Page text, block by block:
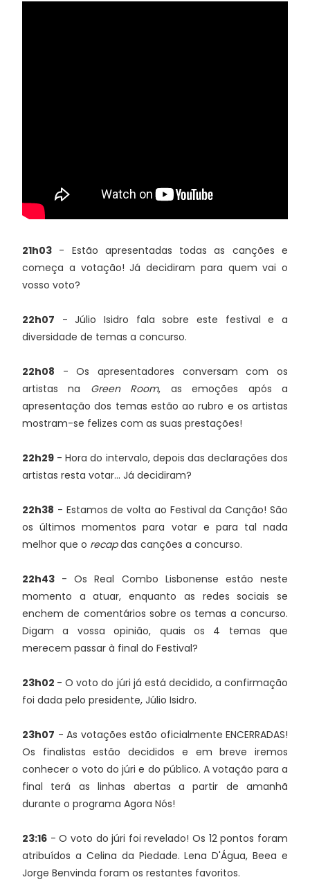
21h03 - Estão apresentadas todas as canções e
começa a votação! Já decidiram para quem vai o
vosso voto?
22h07 - Júlio Isidro fala sobre este festival e a
diversidade de temas a concurso.
22h08 - Os apresentadores conversam com os
artistas na Green Room, as emoções após a
apresentação dos temas estão ao rubro e os artistas
mostram-se felizes com as suas prestações!
22h29 - Hora do intervalo, depois das declarações dos
artistas resta votar... Já decidiram?
22h38 - Estamos de volta ao Festival da Canção! São
os últimos momentos para votar e para tal nada
melhor que o recapdas canções a concurso.
22h43 - Os Real Combo Lisbonense estão neste
momento a atuar, enquanto as redes sociais se
enchem de comentários sobre os temas a concurso.
Digam a vossa opinião, quais os 4 temas que
merecem passar à final do Festival?
23h02 - O voto do júri já está decidido, a confirmação
foi dada pelo presidente, Júlio Isidro.
23h07 - As votações estão oficialmente ENCERRADAS!
Os finalistas estão decididos e em breve iremos
conhecer o voto do júri e do público. A votação para a
final terá as linhas abertas a partir de amanhã
durante o programa Agora Nós!
23:16 - O voto do júri foi revelado! Os 12 pontos foram
atribuídos a Celina da Piedade. Lena D'Água, Beea e
Jorge Benvinda foram os restantes favoritos.